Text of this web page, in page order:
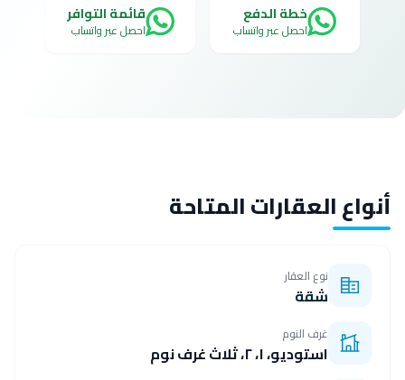
خطة الدفع
احصل عبر واتساب
قائمة التوافر
احصل عبر واتساب
أنواع العقارات المتاحة
نوع العقار
شقة
غرف النوم
استوديو، ١، ٢، ثلاث غرف نوم